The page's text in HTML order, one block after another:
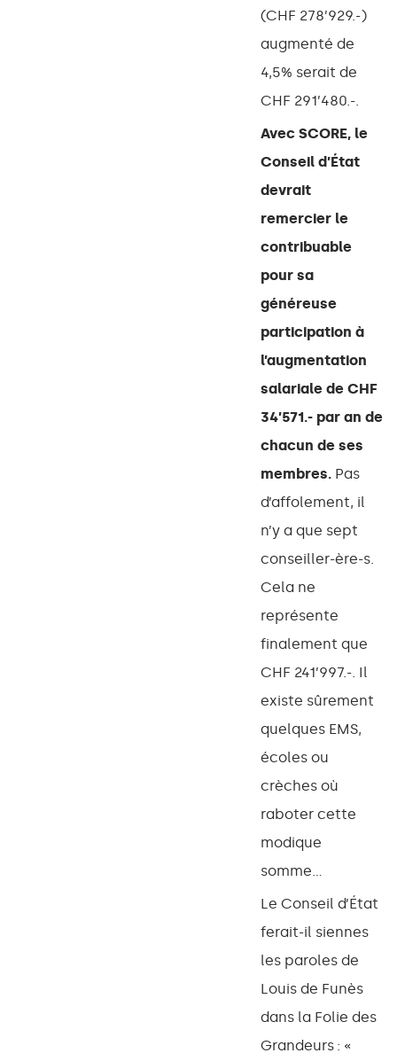
(CHF 278’929.-)
augmenté de
4,5% serait de
CHF 291’480.-.
Avec SCORE, le
Conseil d’État
devrait
remercier le
contribuable
pour sa
généreuse
participation à
l’augmentation
salariale de CHF
34’571.- par an de
chacun de ses
membres.Pas
d’affolement, il
n’y a que sept
conseiller-ère-s.
Cela ne
représente
finalement que
CHF 241’997.-. Il
existe sûrement
quelques EMS,
écoles ou
crèches où
raboter cette
modique
somme…
Le Conseil d’État
ferait-il siennes
les paroles de
Louis de Funès
dans la Folie des
Grandeurs : «